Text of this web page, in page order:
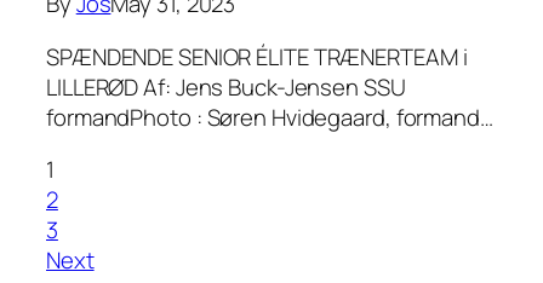
SPÆNDENDE SENIOR ÉLITE TRÆNERTEAM i
LILLERØD Af: Jens Buck-Jensen SSU
formandPhoto : Søren Hvidegaard, formand…
1
2
3
Next